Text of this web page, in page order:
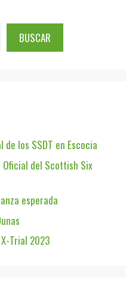
BUSCAR
de los SSDT en Escocia
del Scottish Six
esperada
Trial 2023